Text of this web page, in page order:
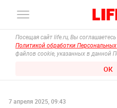
Посещая сайт life.ru, Вы
Политикой обработки
файлов cookie, указанных в данной
ОК
7 апреля 2025, 09:43